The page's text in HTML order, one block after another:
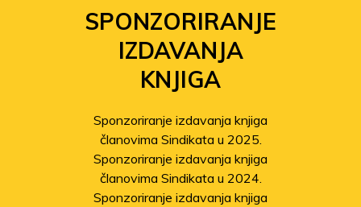
SPONZORIRANJE
IZDAVANJA
KNJIGA
Sponzoriranje izdavanja knjiga
članovima Sindikata u 2025.
Sponzoriranje izdavanja knjiga
članovima Sindikata u 2024.
Sponzoriranje izdavanja knjiga